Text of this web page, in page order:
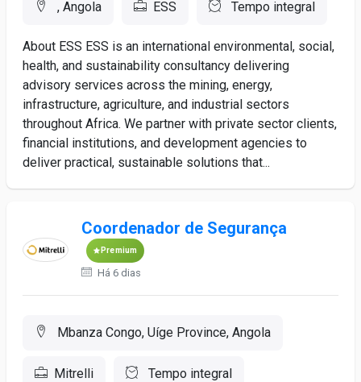
, Angola ESS Tempo integral
About ESS ESS is an international environmental, social,
health, and sustainability consultancy delivering
advisory services across the mining, energy,
infrastructure, agriculture, and industrial sectors
throughout Africa. We partner with private sector clients,
financial institutions, and development agencies to
deliver practical, sustainable solutions that...
Coordenador de Segurança
Premium
Há 6 dias
Mbanza Congo, Uíge Province, Angola
Mitrelli Tempo integral